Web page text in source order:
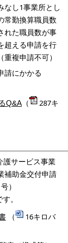
なし1事業所とし
常勤換算職員数
れた職員数が事
超える申請を行
複申請不可）
請にかかる
Q&A （
287キ
護サービス事業
補助金交付申請
）
。
（
16キロバ